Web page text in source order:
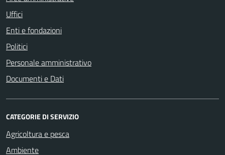
Uffici
Enti e fondazioni
Politici
Personale amministrativo
Documenti e Dati
CATEGORIE DI SERVIZIO
Agricoltura e pesca
Ambiente